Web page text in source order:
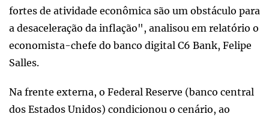
fortes de atividade econômica são um obstáculo para
a desaceleração da inflação", analisou em relatório o
economista-chefe do banco digital C6 Bank, Felipe
Salles.
Na frente externa, o Federal Reserve (banco central
dos Estados Unidos) condicionou o cenário, ao